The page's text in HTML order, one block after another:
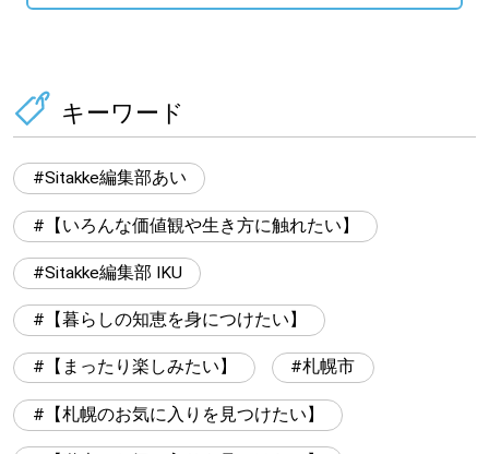
キーワード
Sitakke編集部あい
【いろんな価値観や生き方に触れたい】
Sitakke編集部 IKU
【暮らしの知恵を身につけたい】
【まったり楽しみたい】 札幌市
【札幌のお気に入りを見つけたい】